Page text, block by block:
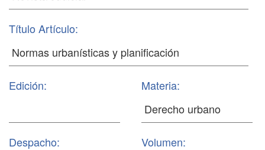
Título Artículo:
Edición: Materia:
Despacho: Volumen: